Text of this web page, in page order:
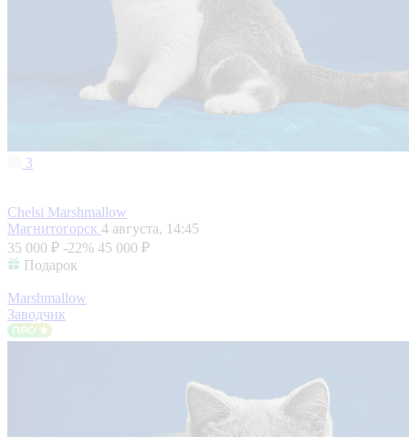
3
Chelsi Marshmallow
Магнитогорск 4 августа, 14:45
35 000 ₽ -22% 45 000 ₽
Подарок
Marshmallow
Заводчик